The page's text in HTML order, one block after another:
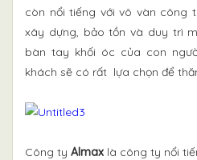
còn nổi tiếng với vô vàn công
xây dựng, bảo tồn và duy trì
bàn tay khối óc của con
khách sẽ có rất lựa chọn để
Công ty Almax là công ty nổi